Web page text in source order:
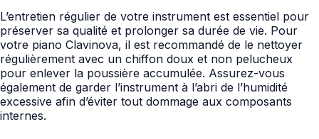
L’entretien régulier de votre instrument est essentiel pour
préserver sa qualité et prolonger sa durée de vie. Pour
votre piano Clavinova, il est recommandé de le nettoyer
régulièrement avec un chiffon doux et non pelucheux
pour enlever la poussière accumulée. Assurez-vous
également de garder l’instrument à l’abri de l’humidité
excessive afin d’éviter tout dommage aux composants
internes.